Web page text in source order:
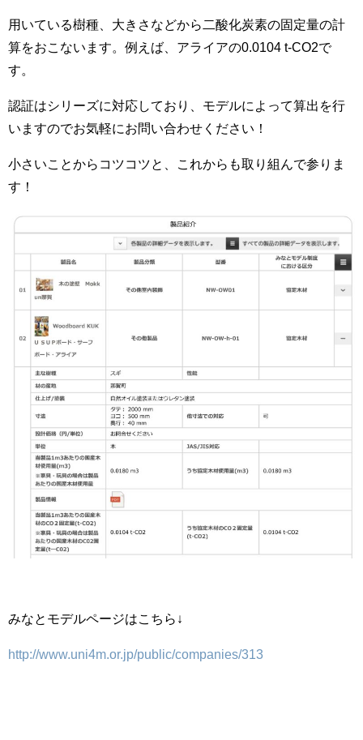
用いている樹種、大きさなどから二酸化炭素の固定量の計
算をおこないます。例えば、アライアの0.0104 t-CO2で
す。
認証はシリーズに対応しており、モデルによって算出を行
いますのでお気軽にお問い合わせください！
小さいことからコツコツと、これからも取り組んで参りま
す！
みなとモデルページはこちら↓
http://www.uni4m.or.jp/public/companies/313